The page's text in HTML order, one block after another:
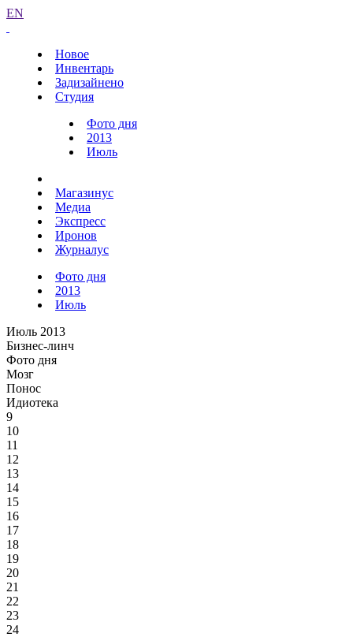
EN
Новое
Инвентарь
Задизайнено
Студия
Фото дня
2013
Июль
Магазинус
Медиа
Экспресс
Иронов
Журналус
Фото дня
2013
Июль
Июль 2013
Бизнес-линч
Фото дня
Мозг
Понос
Идиотека
9
10
11
12
13
14
15
16
17
18
19
20
21
22
23
24